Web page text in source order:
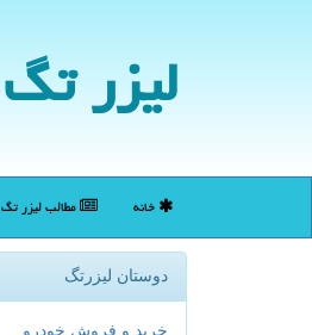
لیزر تگ
خانه مطالب لیزر تگ
دوستان لیزرتگ
خرید و فروش خودرو